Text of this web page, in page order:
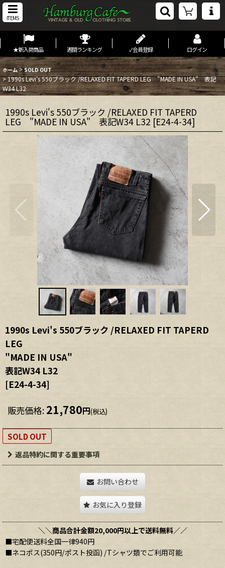
ITEMS
★新入荷商品 週間ランキング ✓会員登録 ログイン
ホーム > SOLD OUT
>1990s Levi's 550ブラック /RELAXED FIT TAPERD LEG "MADE IN USA" 表記
W34 L32
1990s Levi's 550ブラック /RELAXED FIT TAPERD
LEG "MADE IN USA" 表記W34 L32 [E24-4-34]
1990s Levi's 550ブラック /RELAXED FIT TAPERD
LEG
"MADE IN USA"
表記W34 L32
[E24-4-34]
販売価格: 21,780円(税込)
SOLD OUT
返品特約に関する重要事項
お問い合わせ
お気に入り登録
＼＼商品合計金額20,000円以上で送料無料／／
■宅配便送料全国一律940円
■ネコポス(350円/ポスト投函) /Tシャツ類でご利用可能